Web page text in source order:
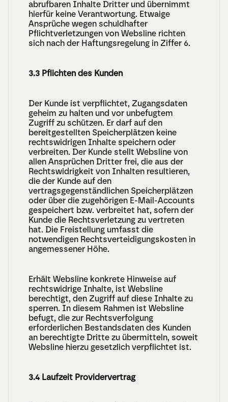
abrufbaren Inhalte Dritter und übernimmt
hierfür keine Verantwortung. Etwaige
Ansprüche wegen schuldhafter
Pflichtverletzungen von Websline richten
sich nach der Haftungsregelung in Ziffer 6.
3.3 Pflichten des Kunden
Der Kunde ist verpflichtet, Zugangsdaten
geheim zu halten und vor unbefugtem
Zugriff zu schützen. Er darf auf den
bereitgestellten Speicherplätzen keine
rechtswidrigen Inhalte speichern oder
verbreiten. Der Kunde stellt Websline von
allen Ansprüchen Dritter frei, die aus der
Rechtswidrigkeit von Inhalten resultieren,
die der Kunde auf den
vertragsgegenständlichen Speicherplätzen
oder über die zugehörigen E-Mail-Accounts
gespeichert bzw. verbreitet hat, sofern der
Kunde die Rechtsverletzung zu vertreten
hat. Die Freistellung umfasst die
notwendigen Rechtsverteidigungskosten in
angemessener Höhe.
Erhält Websline konkrete Hinweise auf
rechtswidrige Inhalte, ist Websline
berechtigt, den Zugriff auf diese Inhalte zu
sperren. In diesem Rahmen ist Websline
befugt, die zur Rechtsverfolgung
erforderlichen Bestandsdaten des Kunden
an berechtigte Dritte zu übermitteln, soweit
Websline hierzu gesetzlich verpflichtet ist.
3.4 Laufzeit Providervertrag